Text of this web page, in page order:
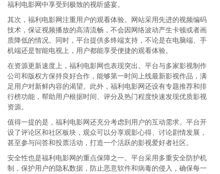
福利电影网中享受到极致的视听盛宴。
其次，福利电影网注重用户的观看体验。网站采用先进的视频编码
技术，保证视频播放的高清流畅，不会因网络波动产生卡顿或者画
质降低的情况。同时，平台提供多终端支持，不论是在电脑端、手
机端还是智能电视上，用户都能享受便捷的观看体验。
在资源更新速度上，福利电影网也表现突出。平台与多家影视制作
公司和版权方保持良好合作，能够第一时间上线最新影视作品，满
足用户对新鲜内容的渴望。此外，福利电影网还设有专题推荐和排
行榜功能，帮助用户根据时间、评分及热门程度快速发现优质影视
资源。
值得一提的是，福利电影网还充分考虑到用户的互动需求。平台开
设了评论区和社区板块，观众可以分享观影心得、讨论剧情发展，
甚至参与问答和投票活动，打造一个活跃的影视爱好者社区。
安全性也是福利电影网的重点保障之一。平台采用多重安全防护机
制，保护用户的隐私数据，防止恶意软件和病毒的侵入，确保每一